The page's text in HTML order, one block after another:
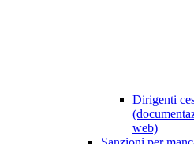
Dirigenti
web)